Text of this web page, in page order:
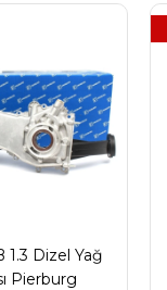
1.3 Dizel Yağ
Pierburg